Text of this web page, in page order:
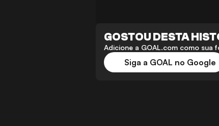
GOSTOU DESTA
Adicione a GOAL.com como sua
Siga a GOAL no Google